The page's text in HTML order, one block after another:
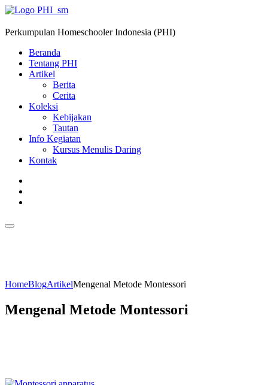
Perkumpulan Homeschooler Indonesia (PHI)
Beranda
Tentang PHI
Artikel
Berita
Cerita
Koleksi
Kebijakan
Tautan
Info Kegiatan
Kursus Menulis Daring
Kontak
HomeBlogArtikelMengenal Metode Montessori
Mengenal Metode Montessori